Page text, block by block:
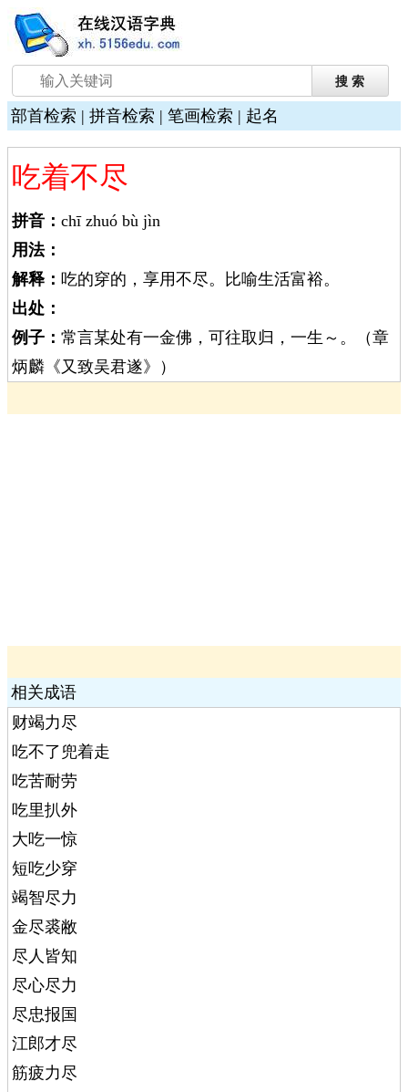
部首检索 | 拼音检索 | 笔画检索 | 起名
吃着不尽
拼音： chī zhuó bù jìn
用法：
解释： 吃的穿的，享用不尽。比喻生活富裕。
出处：
例子： 常言某处有一金佛，可往取归，一生～。（章
炳麟《又致吴君遂》）
相关成语
财竭力尽
吃不了兜着走
吃苦耐劳
吃里扒外
大吃一惊
短吃少穿
竭智尽力
金尽裘敝
尽人皆知
尽心尽力
尽忠报国
江郎才尽
筋疲力尽